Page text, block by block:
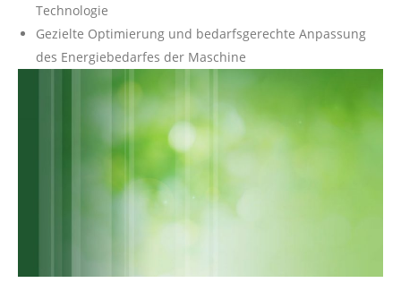
Technologie
Gezielte Optimierung und bedarfsgerechte Anpassung
des Energiebedarfes der Maschine